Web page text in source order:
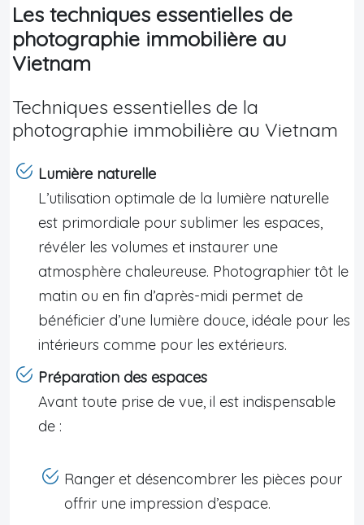
Les techniques essentielles de
photographie immobilière au
Vietnam
Techniques essentielles de la
photographie immobilière au Vietnam
Lumière naturelle
L’utilisation optimale de la lumière naturelle
est primordiale pour sublimer les espaces,
révéler les volumes et instaurer une
atmosphère chaleureuse. Photographier tôt le
matin ou en fin d’après-midi permet de
bénéficier d’une lumière douce, idéale pour les
intérieurs comme pour les extérieurs.
Préparation des espaces
Avant toute prise de vue, il est indispensable
de :
Ranger et désencombrer les pièces pour
offrir une impression d’espace.